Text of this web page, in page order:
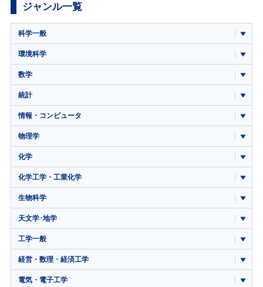
ジャンル一覧
科学一般
環境科学
数学
統計
情報・コンピュータ
物理学
化学
化学工学・工業化学
生物科学
天文学･地学
工学一般
経営・数理・経済工学
電気・電子工学